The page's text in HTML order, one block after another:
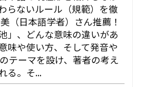
らないルール（規範）を徹
（日本語学者）さん推薦！
」、どんな意味の違いがあ
や使い方、そして発音や
テーマを設け、著者の考え
る。そ...